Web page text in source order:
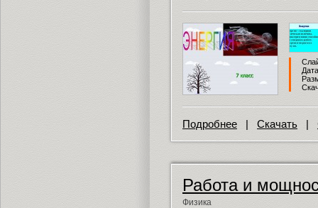
Подробнее | Скачать |
Работа и
Физика